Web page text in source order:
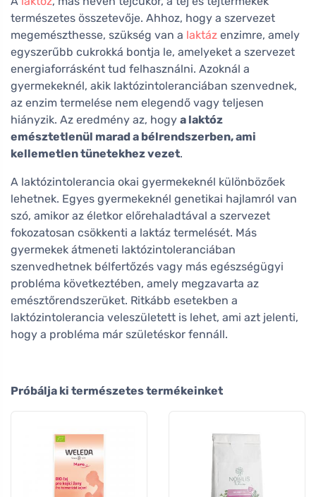
természetes összetevője. Ahhoz, hogy a szervezet
megemészthesse, szükség van a laktáz enzimre, amely
egyszerűbb cukrokká bontja le, amelyeket a szervezet
energiaforrásként tud felhasználni. Azoknál a
gyermekeknél, akik laktózintoleranciában szenvednek,
az enzim termelése nem elegendő vagy teljesen
hiányzik. Az eredmény az, hogy a laktóz
emésztetlenül marad a bélrendszerben, ami
kellemetlen tünetekhez vezet.
A laktózintolerancia okai gyermekeknél különbözőek
lehetnek. Egyes gyermekeknél genetikai hajlamról van
szó, amikor az életkor előrehaladtával a szervezet
fokozatosan csökkenti a laktáz termelését. Más
gyermekek átmeneti laktózintoleranciában
szenvedhetnek bélfertőzés vagy más egészségügyi
probléma következtében, amely megzavarta az
emésztőrendszerüket. Ritkább esetekben a
laktózintolerancia veleszületett is lehet, ami azt jelenti,
hogy a probléma már születéskor fennáll.
Próbálja ki természetes termékeinket